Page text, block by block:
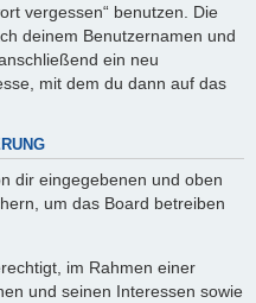
vergessen“ benutzen. Die
deinem Benutzernamen und
ein neu
mit dem du dann auf das
dir eingegebenen und oben
um das Board betreiben
im Rahmen einer
und seinen Interessen sowie